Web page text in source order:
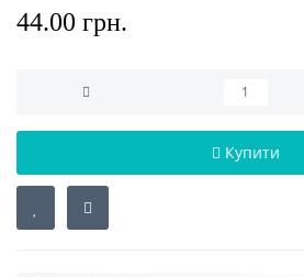
44.00 грн.
Купити